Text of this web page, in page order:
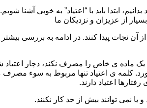
ابتدا باید با “اعتیاد” به خوبی آشنا شویم.
از عزیزان و نزدیکان ما
آن نجات پیدا کنند. در ادامه به بررسی
یک ماده ی خاص را مصرف نکند، دچار
کلمه ی اعتیاد تنها مربوط به سوء مصرف
اعتیاد دارند.
و یا نمی توانند بیش از حد کار نکنند.